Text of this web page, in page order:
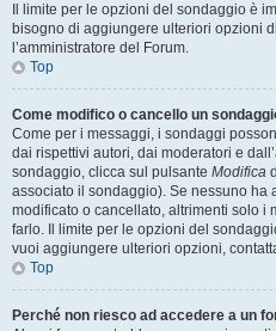
Il limite per le opzioni del sondaggio è
bisogno di aggiungere ulteriori opzioni
l’amministratore del Forum.
Top
Come modifico o cancello un
Come per i messaggi, i sondaggi
dai rispettivi autori, dai moderatori e
sondaggio, clicca sul pulsante Modifica
associato il sondaggio). Se nessuno ha
modificato o cancellato, altrimenti solo i
farlo. Il limite per le opzioni del
vuoi aggiungere ulteriori opzioni,
Top
Perché non riesco ad accedere a un